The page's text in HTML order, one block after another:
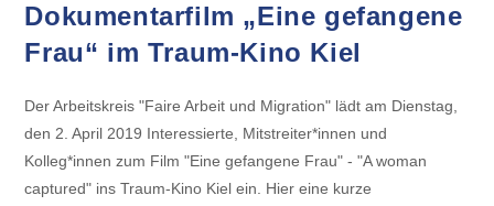
Dokumentarfilm „Eine gefangene
Frau“ im Traum-Kino Kiel
Der Arbeitskreis "Faire Arbeit und Migration" lädt am Dienstag,
den 2. April 2019 Interessierte, Mitstreiter*innen und
Kolleg*innen zum Film "Eine gefangene Frau" - "A woman
captured" ins Traum-Kino Kiel ein. Hier eine kurze